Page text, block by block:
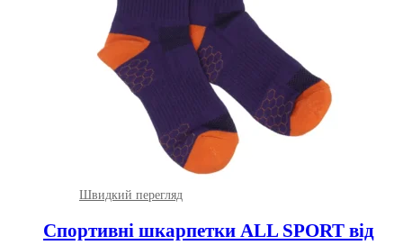
Швидкий перегляд
Спортивні шкарпетки ALL SPORT від